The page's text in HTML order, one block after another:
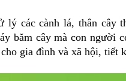
các cành lá, thân cây
băm cây mà con
gia đình và xã hội, tiết